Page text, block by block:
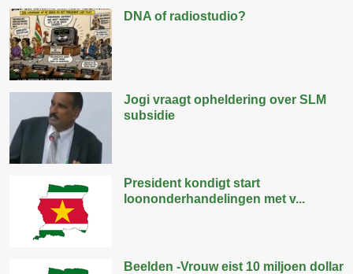
DNA of radiostudio?
Jogi vraagt opheldering over SLM
subsidie
President kondigt start
loononderhandelingen met v...
Beelden -Vrouw eist 10 miljoen dollar